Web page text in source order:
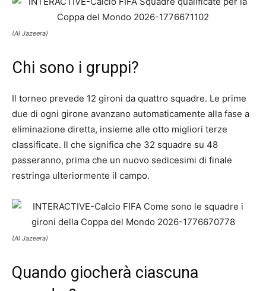
(Al Jazeera)
Chi sono i gruppi?
Il torneo prevede 12 gironi da quattro squadre. Le prime
due di ogni girone avanzano automaticamente alla fase a
eliminazione diretta, insieme alle otto migliori terze
classificate. Il che significa che 32 squadre su 48
passeranno, prima che un nuovo sedicesimi di finale
restringa ulteriormente il campo.
(Al Jazeera)
Quando giocherà ciascuna